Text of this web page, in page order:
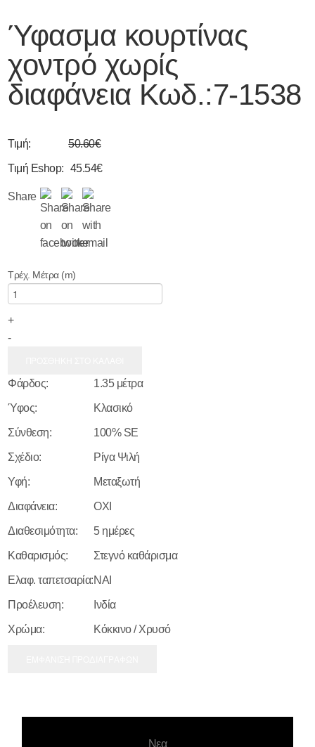
Ύφασμα κουρτίνας
χοντρό χωρίς
διαφάνεια Κωδ.:7-1538
Τιμή: 50.60€
Τιμή Eshop: 45.54€
Share
Τρέχ. Μέτρα (m)
+
-
Φάρδος:
1.35 μέτρα
Ύφος: Κλασικό
Σύνθεση: 100% SE
Σχέδιο: Ρίγα Ψιλή
Υφή: Μεταξωτή
Διαφάνεια: ΟΧΙ
Διαθεσιμότητα: 5 ημέρες
Καθαρισμός: Στεγνό καθάρισμα
Ελαφ. ταπετσαρία:ΝΑΙ
Προέλευση: Ινδία
Χρώμα: Κόκκινο / Χρυσό
Νεα